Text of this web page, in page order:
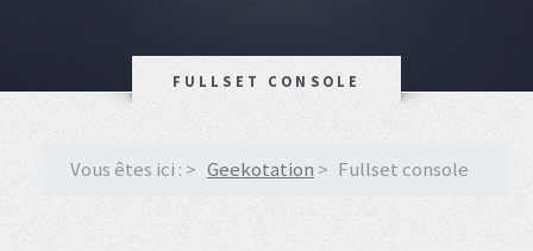
FULLSET CONSOLE
Vous êtes ici : Geekotation Fullset console